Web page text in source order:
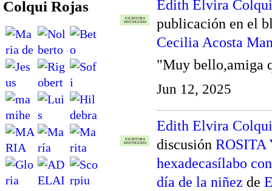
Colqui Rojas
ESCRITORA
DISTINGUIDA
Edith Elvira
publicación en el
Cecilia Acosta
"Muy bello,amiga
Jun 12, 2025
ESCRITORA
DISTINGUIDA
Edith Elvira
discusión ROSITA
hexadecasílabo
día de la niñez de